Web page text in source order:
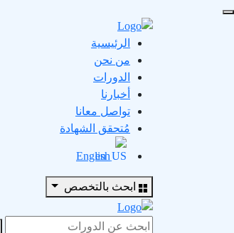
الرئيسية
من نحن
الدورات
أخبارنا
تواصل معانا
مُتحقق الشهادة
English
Search